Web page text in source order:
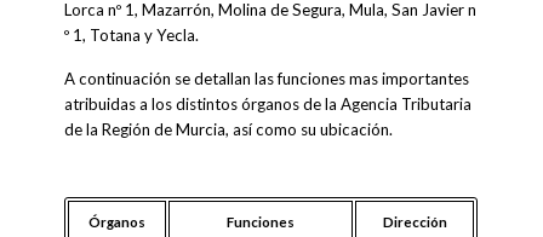
Lorca nº 1, Mazarrón, Molina de Segura, Mula, San Javier n
º 1, Totana y Yecla.
A continuación se detallan las funciones mas importantes
atribuidas a los distintos órganos de la Agencia Tributaria
de la Región de Murcia, así como su ubicación.
Órganos Funciones Dirección